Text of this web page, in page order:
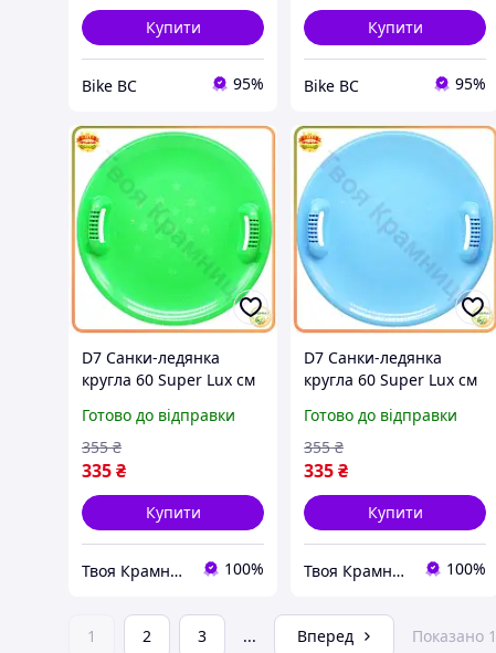
Купити
Bike BC 95%
Купити
Bike BC 95%
D7 Санки-ледянка
кругла 60 Super Lux см
ручки для катання на
снігу MOD58L
Готово до відправки
335₴
355 ₴
Купити
Твоя Крамниця 100%
D7 Санки-ледянка
кругла 60 Super Lux см
ручками для катання
на снігу MOD58L
Готово до відправки
335₴
355 ₴
Купити
Твоя Крамниця 100%
1 2 3 ... Вперед Показано